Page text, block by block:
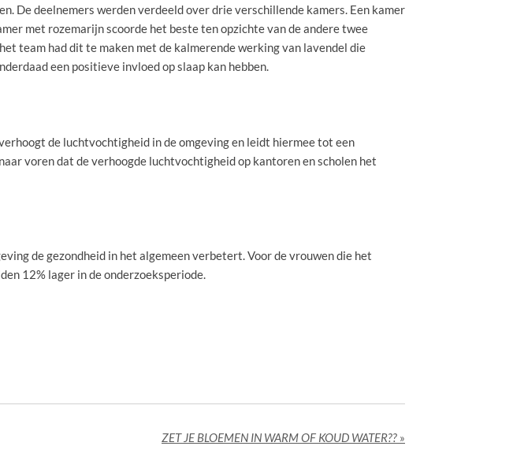
De deelnemers werden verdeeld over drie verschillende kamers. Een kamer
met rozemarijn scoorde het beste ten opzichte van de andere twee
team had dit te maken met de kalmerende werking van lavendel die
een positieve invloed op slaap kan hebben.
de luchtvochtigheid in de omgeving en leidt hiermee tot een
voren dat de verhoogde luchtvochtigheid op kantoren en scholen het
de gezondheid in het algemeen verbetert. Voor de vrouwen die het
12% lager in de onderzoeksperiode.
ZET JE BLOEMEN IN WARM OF KOUD WATER?? »